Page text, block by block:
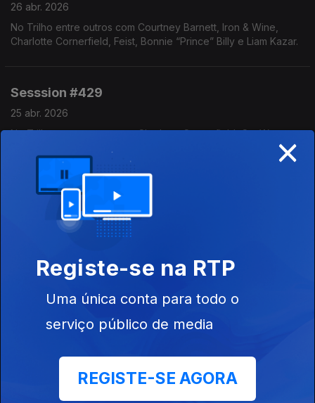
26 abr. 2026
No Trilho entre outros com Courtney Barnett, Iron & Wine,
Charlotte Cornerfield, Feist, Bonnie “Prince” Billy e Liam Kazar.
Sesssion #429
25 abr. 2026
No Trilho entre outros com Charlotte Cornerfield, Cut Worms,
Ryan Adams, Bruce Springsteen, Crooked Fingers, Buck Meek
e Scout Gillette
Sesssion #428
19 abr. 2026
No Trilho entre outros com Silver Synthetic, Joe Pernice,
Worms e Father John Misty.
Sesssion #427
18 abr. 2026
Joe Pernice, Aimee Mann & Michael Penn, Buck Meek, Jeff
Tweedy e Cut Worms.
×
Registe-se na RTP
Uma única conta para todo o
serviço público de media
REGISTE-SE AGORA